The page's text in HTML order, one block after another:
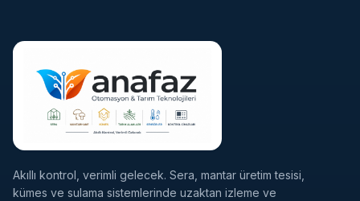
Akıllı kontrol, verimli gelecek. Sera, mantar üretim tesisi,
kümes ve sulama sistemlerinde uzaktan izleme ve